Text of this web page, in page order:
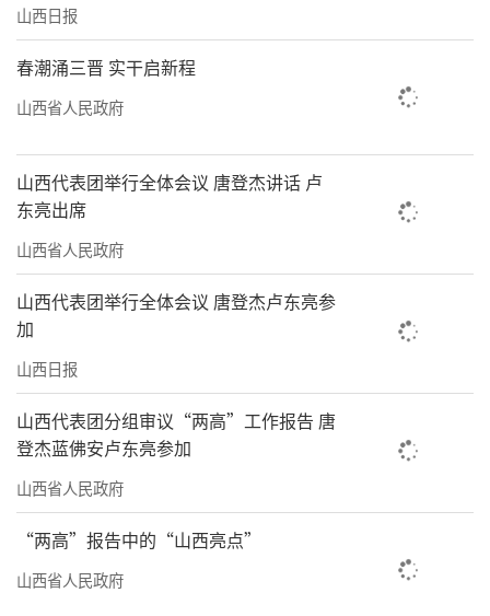
康养型、农文旅融合型、传统村落保护利用型
等一批美丽宜居乡村的更大内生动力。
（郭慧聪）
记者手记
近年来，我省深入学习运用“千万工
程”经验，结合地域资源禀赋、文化脉络和产
业基础，突出“晋风晋韵”特色，一体推进省
级统筹、县域落实和激发基层活力，构建起全
域乡村振兴推进机制，努力打造山西特色宜居
宜业和美乡村。
全省农村生态环境持续改善。坚持山水林
田湖草沙系统治理，持续推进“两山七河五
湖”治理和“一泓清水入黄河”生态保护工
程，大力实施“三北”工程，打好黄河“几字
山西日报
春潮涌三晋 实干启新程
山西省人民政府
山西代表团举行全体会议 唐登杰讲话 卢
东亮出席
山西省人民政府
山西代表团举行全体会议 唐登杰卢东亮参
加
山西日报
山西代表团分组审议“两高”工作报告 唐
登杰蓝佛安卢东亮参加
山西省人民政府
“两高”报告中的“山西亮点”
山西省人民政府